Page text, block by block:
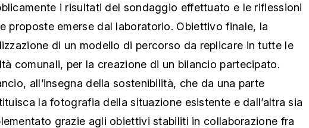
i risultati del sondaggio effettuato e le riflessioni
proposte emerse dal laboratorio. Obiettivo finale, la
di un modello di percorso da replicare in tutte le
comunali, per la creazione di un bilancio partecipato.
all’insegna della sostenibilità, che da una parte
la fotografia della situazione esistente e dall’altra sia
grazie agli obiettivi stabiliti in collaborazione fra